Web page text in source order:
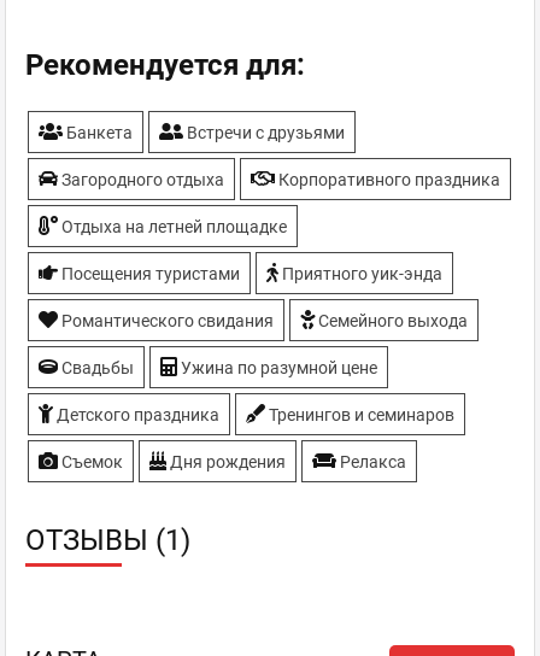
Рекомендуется для:
Банкета Встречи с друзьями
Загородного отдыха Корпоративного праздника
Отдыха на летней площадке
Посещения туристами Приятного уик-энда
Романтического свидания Семейного выхода
Свадьбы Ужина по разумной цене
Детского праздника Тренингов и семинаров
Съемок Дня рождения Релакса
ОТЗЫВЫ (1)